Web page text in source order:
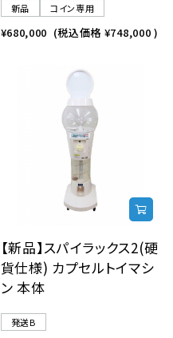
新品
コイン専用
¥680,000 (税込価格 ¥748,000 )
【新品】スパイラックス2(硬
貨仕様) カプセルトイマシ
ン 本体
発送B